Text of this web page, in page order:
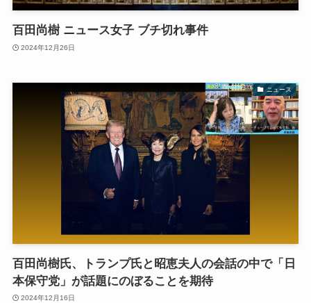
百田尚樹 ニュース女子 ブチ切れ事件
2024年12月26日
ニュース
百田尚樹氏、トランプ氏と昭恵夫人の会話の中で「日
本保守党」が話題にのぼることを期待
2024年12月16日